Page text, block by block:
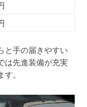
と手の届きやすい
は先進装備が充実
。